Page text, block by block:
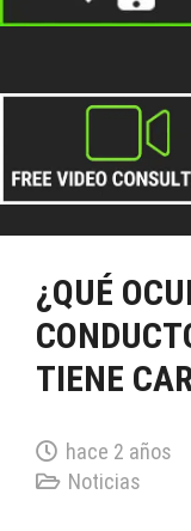
¿QUÉ
TIENE
hace 2 años
Noticias